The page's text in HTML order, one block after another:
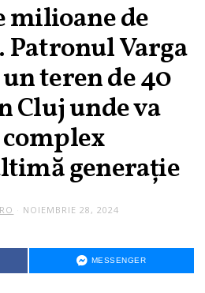
milioane de
Patronul Varga
teren de 40
Cluj unde va
generație
NOIEMBRIE 28, 2024
MESSENGER